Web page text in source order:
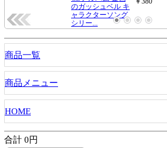
商品一覧
商品メニュー
HOME
合計 0円